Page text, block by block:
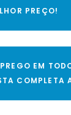
PREÇO!
EM
COMPLETA